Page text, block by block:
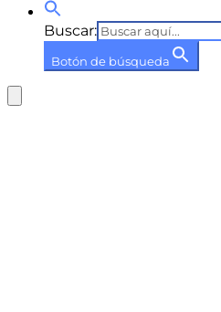
Buscar:
Botón de búsqueda